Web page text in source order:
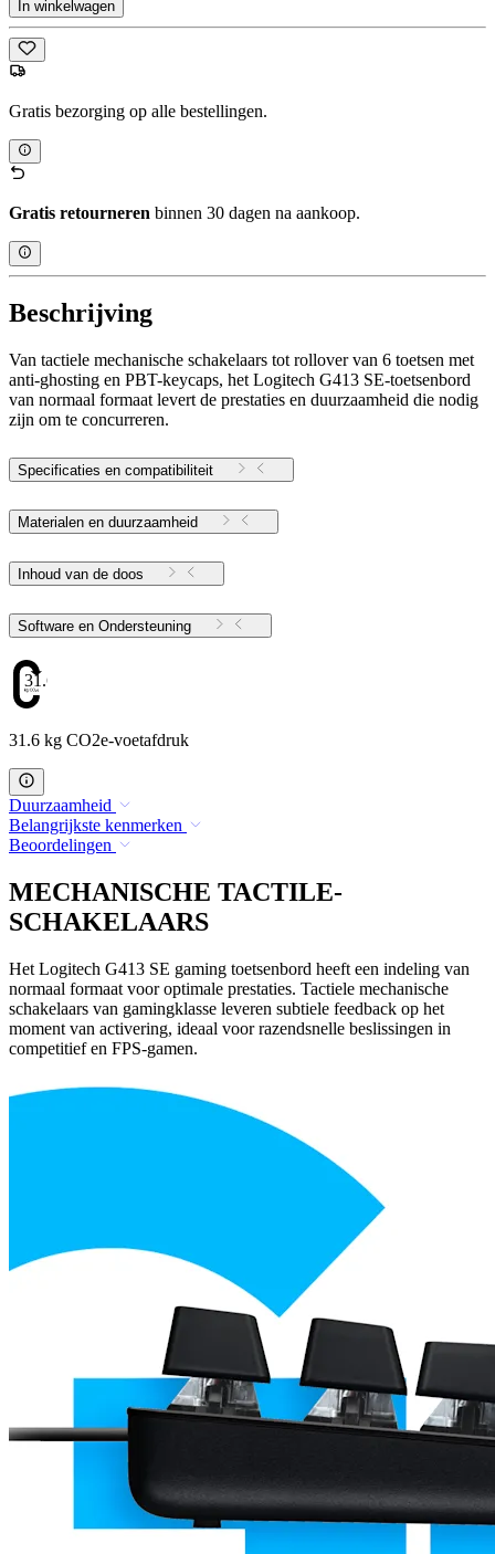
In winkelwagen
Gratis bezorging op alle bestellingen.
Gratis retourneren binnen 30 dagen na aankoop.
Beschrijving
Van tactiele mechanische schakelaars tot rollover van 6 toetsen met
anti-ghosting en PBT-keycaps, het Logitech G413 SE-toetsenbord
van normaal formaat levert de prestaties en duurzaamheid die nodig
zijn om te concurreren.
Specificaties en compatibiliteit
Materialen en duurzaamheid
Inhoud van de doos
Software en Ondersteuning
31.6
31.6 kg CO2e-voetafdruk
Duurzaamheid
Belangrijkste kenmerken
Beoordelingen
MECHANISCHE TACTILE-
SCHAKELAARS
Het Logitech G413 SE gaming toetsenbord heeft een indeling van
normaal formaat voor optimale prestaties. Tactiele mechanische
schakelaars van gamingklasse leveren subtiele feedback op het
moment van activering, ideaal voor razendsnelle beslissingen in
competitief en FPS-gamen.